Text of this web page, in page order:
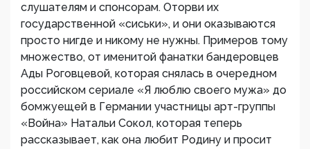
слушателям и спонсорам. Оторви их
государственной «сиськи», и они оказываются
просто нигде и никому не нужны. Примеров тому
множество, от именитой фанатки бандеровцев
Ады Роговцевой, которая снялась в очередном
российском сериале «Я люблю своего мужа» до
бомжуещей в Германии участницы арт-группы
«Война» Натальи Сокол, которая теперь
рассказывает, как она любит Родину и просит